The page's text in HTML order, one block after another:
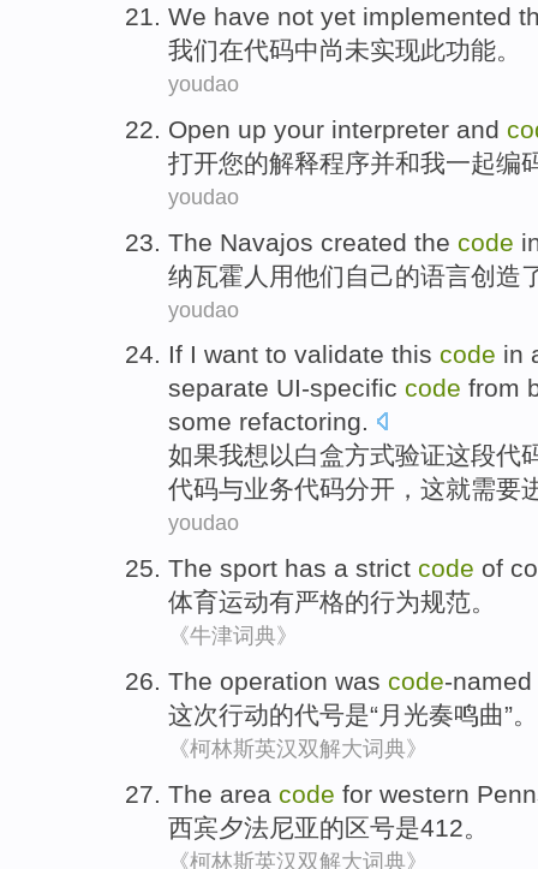
We have not yet implemented
我们在代码中尚未实现此功能。
youdao
Open up your interpreter and
打开您的解释程序并和我一起编
youdao
The Navajos created the code
纳瓦霍人用他们 自己的语言创造
youdao
If I want to validate this code in
separate UI-specific code from
some refactoring.
如果我想 以白盒方式验证这段代
代码与业务代码分开 ， 这就需要
youdao
The sport has a strict code of
体育运动有严格的行为规范。
《牛津词典》
The operation was code-named
这次行动的代号是“月光奏鸣曲”。
《柯林斯英汉双解大词典》
The area code for western
西宾夕法尼亚的区号是412。
《柯林斯英汉双解大词典》